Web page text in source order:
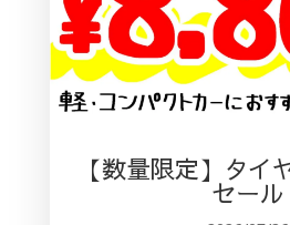
【数量限定】タイ
セール